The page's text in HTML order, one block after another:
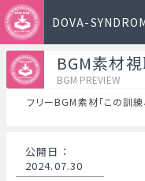
DOVA-
BGM素材
BGM PREVIEW
フリーBGM素材「この訓
公開日 ：
2024.07.30